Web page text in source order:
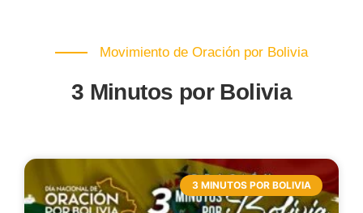
Movimiento de Oración por Bolivia
3 Minutos por Bolivia
3 MINUTOS POR BOLIVIA